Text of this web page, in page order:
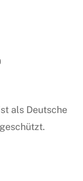
als Deutsche